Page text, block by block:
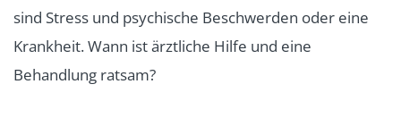
sind Stress und psychische Beschwerden oder eine
Krankheit. Wann ist ärztliche Hilfe und eine
Behandlung ratsam?